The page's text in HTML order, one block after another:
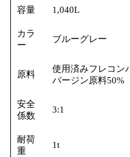
容量 1,040L
カラ
ー
ブルーグレー
原料
使用済みフレコン
バージン原料50%
安全
係数
3:1
耐荷
重
1t